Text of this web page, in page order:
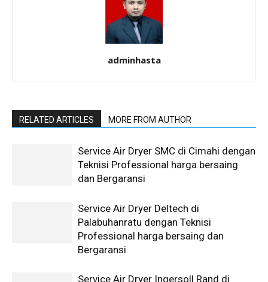
adminhasta
RELATED ARTICLES MORE FROM AUTHOR
Service Air Dryer SMC di Cimahi dengan
Teknisi Professional harga bersaing
dan Bergaransi
Service Air Dryer Deltech di
Palabuhanratu dengan Teknisi
Professional harga bersaing dan
Bergaransi
Service Air Dryer Ingersoll Rand di